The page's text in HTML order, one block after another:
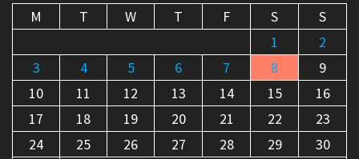
M T W T F S
S
1
2
3
4 5 6 7 8
9
10
11 12 13 14 15
16
17
18 19 20 21 22
23
24
25 26 27 28 29 30